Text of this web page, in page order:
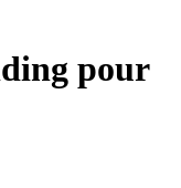
pour